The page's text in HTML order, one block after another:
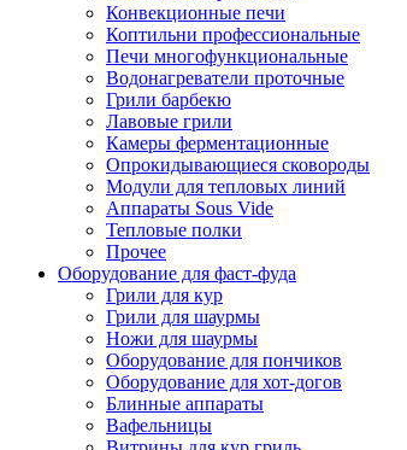
Конвекционные печи
Коптильни профессиональные
Печи многофункциональные
Водонагреватели проточные
Грили барбекю
Лавовые грили
Камеры ферментационные
Опрокидывающиеся сковороды
Модули для тепловых линий
Аппараты Sous Vide
Тепловые полки
Прочее
Оборудование для фаст-фуда
Грили для кур
Грили для шаурмы
Ножи для шаурмы
Оборудование для пончиков
Оборудование для хот-догов
Блинные аппараты
Вафельницы